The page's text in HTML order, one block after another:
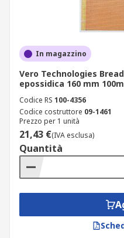
In magazzino
Vero Technologies
epossidica 160 mm
Codice RS 100-4356
Codice costruttore 09-1461
Prezzo per 1 unità
21,43 €(IVA esclusa)
Quantità